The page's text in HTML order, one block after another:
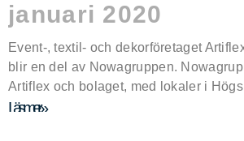
januari 2020
Event-, textil- och dekorföretaget
blir en del av Nowagruppen.
Artiflex och bolaget, med lokaler i
Läs mer »